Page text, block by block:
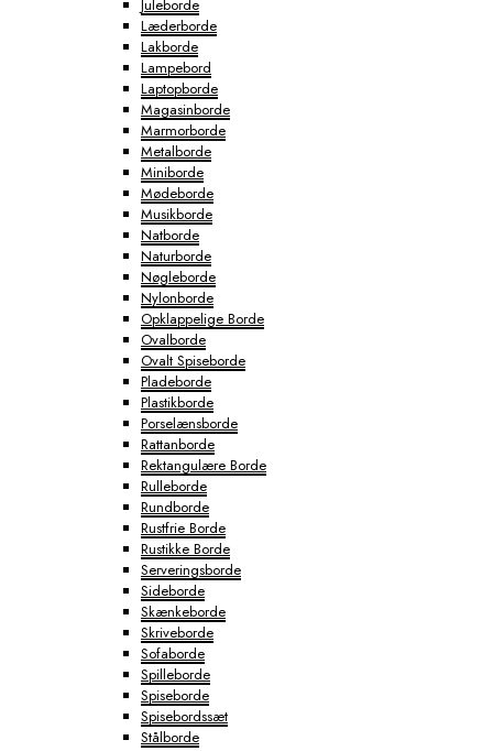
Juleborde
Læderborde
Lakborde
Lampebord
Laptopborde
Magasinborde
Marmorborde
Metalborde
Miniborde
Mødeborde
Musikborde
Natborde
Naturborde
Nøgleborde
Nylonborde
Opklappelige Borde
Ovalborde
Ovalt Spiseborde
Pladeborde
Plastikborde
Porselænsborde
Rattanborde
Rektangulære Borde
Rulleborde
Rundborde
Rustfrie Borde
Rustikke Borde
Serveringsborde
Sideborde
Skænkeborde
Skriveborde
Sofaborde
Spilleborde
Spiseborde
Spisebordssæt
Stålborde